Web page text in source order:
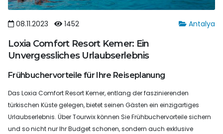
Antalya
08.11.2023 1452
Loxia Comfort Resort Kemer: Ein
Unvergessliches Urlaubserlebnis
Frühbuchervorteile für Ihre Reiseplanung
Das Loxia Comfort Resort Kemer, entlang der faszinierenden
türkischen Küste gelegen, bietet seinen Gästen ein einzigartiges
Urlaubserlebnis. Über Tourwix können Sie Frühbuchervorteile sichern
und so nicht nur Ihr Budget schonen, sondern auch exklusive